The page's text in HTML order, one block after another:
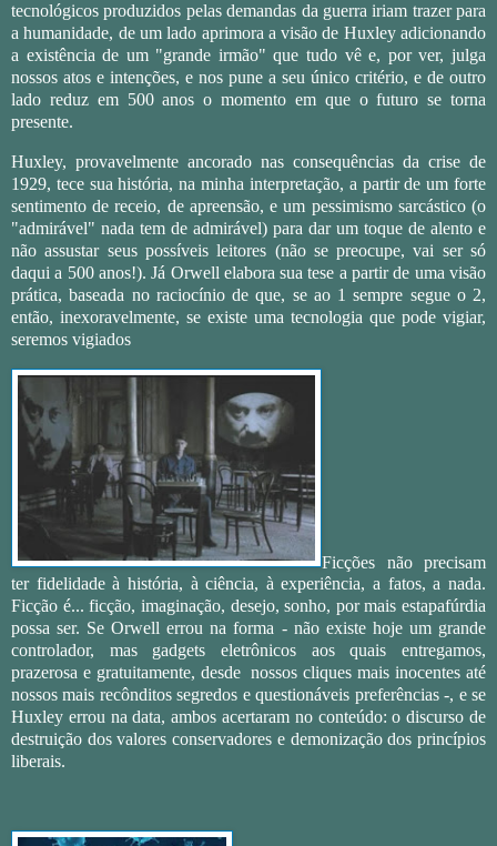
tecnológicos produzidos pelas demandas da guerra iriam trazer para
a humanidade, de um lado aprimora a visão de Huxley adicionando
a existência de um "grande irmão" que tudo vê e, por ver, julga
nossos atos e intenções, e nos pune a seu único critério, e de outro
lado reduz em 500 anos o momento em que o futuro se torna
presente.
Huxley, provavelmente ancorado nas consequências da crise de
1929, tece sua história, na minha interpretação, a partir de um forte
sentimento de receio, de apreensão, e um pessimismo sarcástico (o
"admirável" nada tem de admirável) para dar um toque de alento e
não assustar seus possíveis leitores (não se preocupe, vai ser só
daqui a 500 anos!). Já Orwell elabora sua tese a partir de uma visão
prática, baseada no raciocínio de que, se ao 1 sempre segue o 2,
então, inexoravelmente, se existe uma tecnologia que pode vigiar,
seremos vigiados
Ficções não precisam
ter fidelidade à história, à ciência, à experiência, a fatos, a nada.
Ficção é... ficção, imaginação, desejo, sonho, por mais estapafúrdia
possa ser. Se Orwell errou na forma - não existe hoje um grande
controlador, mas gadgets eletrônicos aos quais entregamos,
prazerosa e gratuitamente, desde nossos cliques mais inocentes até
nossos mais recônditos segredos e questionáveis preferências -, e se
Huxley errou na data, ambos acertaram no conteúdo: o discurso de
destruição dos valores conservadores e demonização dos princípios
liberais.